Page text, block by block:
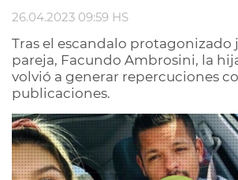
26.04.2023 09:59 HS
Tras el escandalo protagonizado
pareja, Facundo Ambrosini, la
volvió a generar repercuciones
publicaciones.